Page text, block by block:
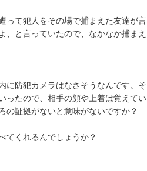
って犯人をその場で捕まえた友達が言
、と言っていたので、なかなか捕まえ
に防犯カメラはなさそうなんです。そ
ったので、相手の顔や上着は覚えてい
の証拠がないと意味がないですか？
てくれるんでしょうか？